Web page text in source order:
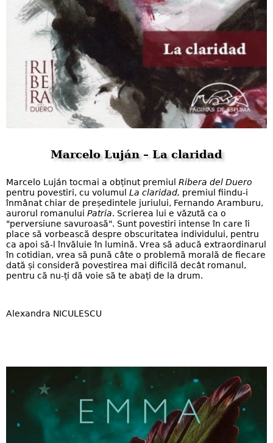
Marcelo Luján – La claridad
Marcelo Luján tocmai a obținut premiul Ribera del Duero
pentru povestiri, cu volumul La claridad, premiul fiindu-i
înmânat chiar de președintele juriului, Fernando Aramburu,
aurorul romanului Patria. Scrierea lui e văzută ca o
"perversiune savuroasă". Sunt povestiri intense în care îi
place să vorbească despre obscuritatea individului, pentru
ca apoi să-l învăluie în lumină. Vrea să aducă extraordinarul
în cotidian, vrea să pună câte o problemă morală de fiecare
dată și consideră povestirea mai dificilă decât romanul,
pentru că nu-ți dă voie să te abați de la drum.
Alexandra NICULESCU